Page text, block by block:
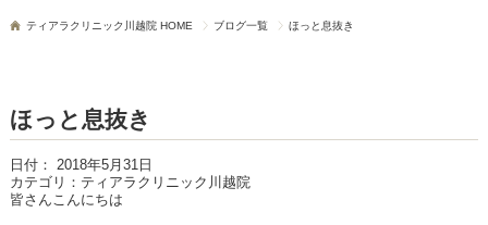
ティアラクリニック川越院 HOME ブログ一覧 ほっと息抜き
ほっと息抜き
日付： 2018年5月31日
カテゴリ： ティアラクリニック川越院
皆さんこんにちは